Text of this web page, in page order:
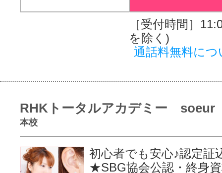
［受付時間］
を除く)
通話料無料につ
RHKトータルアカデミー soeur
本校
初心者でも安心♪認定
★SBG協会公認・終身